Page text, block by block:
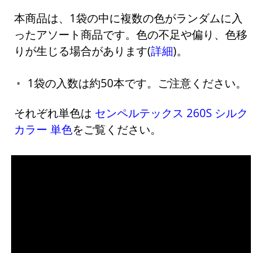
本商品は、1袋の中に複数の色がランダムに入
ったアソート商品です。色の不足や偏り、色移
りが生じる場合があります(詳細)。
1袋の入数は約50本です。ご注意ください。
それぞれ単色は センペルテックス 260S シルク
カラー 単色をご覧ください。